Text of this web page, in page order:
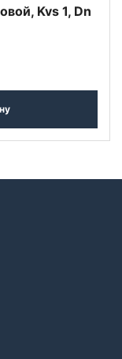
Kvs 1, Dn